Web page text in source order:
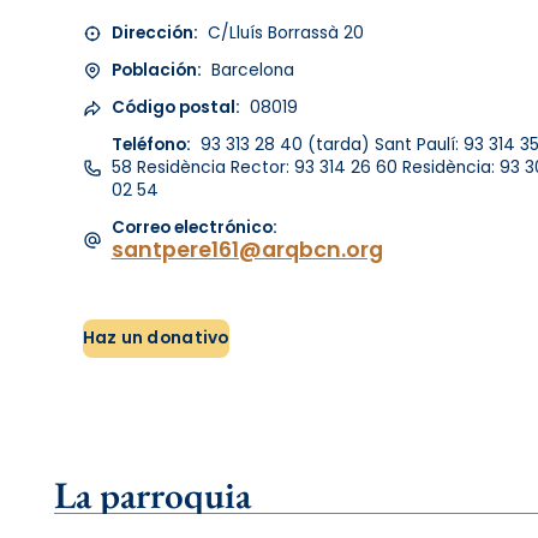
Dirección: C/Lluís Borrassà 20
Población: Barcelona
Código postal: 08019
Teléfono: 93 313 28 40 (tarda) Sant Paulí: 93 314 35
58 Residència Rector: 93 314 26 60 Residència: 93
02 54
Correo electrónico:
santpere161@arqbcn.org
Haz un donativo
La parroquia